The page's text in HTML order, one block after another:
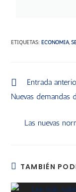
ETIQUETAS:ECONOMÍA,
Entrada
Nuevas demandas
Las nuevas
TAMBIÉN